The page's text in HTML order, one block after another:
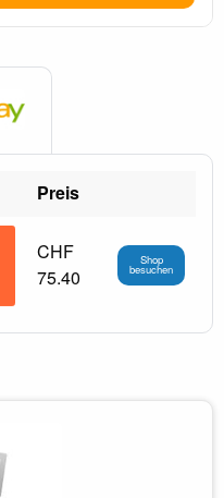
Preis
CHF
75.40
Shop
besuchen